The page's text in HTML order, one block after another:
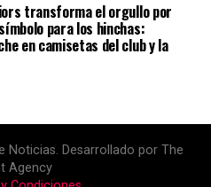
transforma el orgullo por
para los hinchas:
en camisetas del club y la
Noticias. Desarrollado por The
Agency